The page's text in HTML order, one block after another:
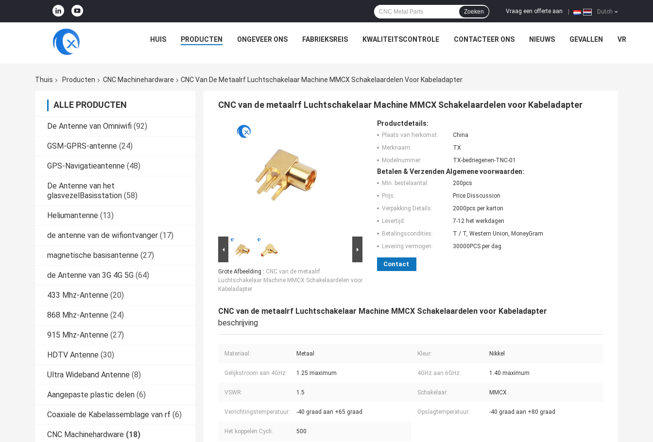
Dutch
Vraag een offerte aan
Zoeken
HUIS PRODUCTEN ONGEVEER ONS FABRIEKSREIS KWALITEITSCONTROLE CONTACTEER ONS NIEUWS GEVALLEN VR
Thuis Producten CNC Machinehardware CNC Van De Metaalrf Luchtschakelaar Machine MMCX Schakelaardelen Voor Kabeladapter
ALLE PRODUCTEN
De Antenne van Omniwifi (92)
GSM-GPRS-antenne (24)
GPS-Navigatieantenne (48)
De Antenne van het
glasvezelBasisstation (58)
Heliumantenne (13)
de antenne van de wifiontvanger (17)
magnetische basisantenne (27)
de Antenne van 3G 4G 5G (64)
433 Mhz-Antenne (20)
868 Mhz-Antenne (24)
915 Mhz-Antenne (27)
HDTV Antenne (30)
Ultra Wideband Antenne (8)
Aangepaste plastic delen (6)
Coaxiale de Kabelassemblage van rf (6)
CNC Machinehardware (18)
CNC van de metaalrf Luchtschakelaar Machine MMCX Schakelaardelen voor Kabeladapter
Grote Afbeelding : CNC van de metaalrf
Luchtschakelaar Machine MMCX Schakelaardelen voor
Kabeladapter
Productdetails:
Plaats van herkomst:
China
Merknaam:
TX
Modelnummer:
TX-bedriegenen-TNC-01
Betalen & Verzenden Algemene voorwaarden:
Min. bestelaantal:
200pcs
Prijs:
Price Disscussion
Verpakking Details:
2000pcs per karton
Levertijd:
7-12 het werkdagen
Betalingscondities:
T / T, Western Union, MoneyGram
Levering vermogen:
30000PCS per dag
Contact
CNC van de metaalrf Luchtschakelaar Machine MMCX Schakelaardelen voor Kabeladapter
beschrijving
Materiaal: Metaal Kleur: Nikkel
Gelijkstroom aan 4GHz: 1.25 maximum 4GHz aan 6GHz: 1.40 maximum
VSWR: 1.5 Schakelaar: MMCX
Verrichtingstemperatuur: -40 graad aan +65 graad Opslagtemperatuur: -40 graad aan +80 graad
Het koppelen Cycli: 500